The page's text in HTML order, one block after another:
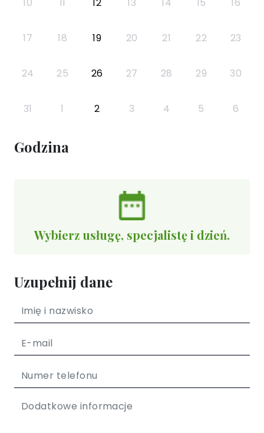
17 18 19 20 21 22 23
24 25 26 27 28 29 30
31 1 2 3 4 5 6
Godzina
Wybierz usługę, specjalistę i dzień.
Uzupełnij dane